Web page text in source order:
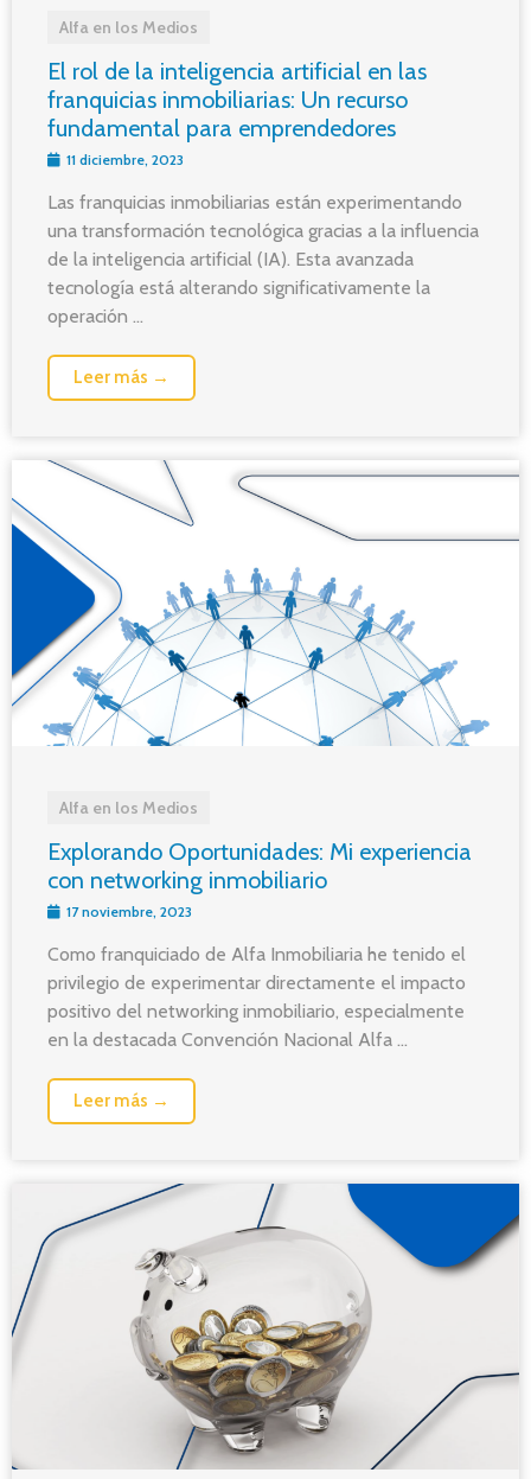
Alfa en los Medios
El rol de la inteligencia artificial en las
franquicias inmobiliarias: Un recurso
fundamental para emprendedores
11 diciembre, 2023
Las franquicias inmobiliarias están experimentando
una transformación tecnológica gracias a la influencia
de la inteligencia artificial (IA). Esta avanzada
tecnología está alterando significativamente la
operación ...
Leer más →
Alfa en los Medios
Explorando Oportunidades: Mi experiencia
con networking inmobiliario
17 noviembre, 2023
Como franquiciado de Alfa Inmobiliaria he tenido el
privilegio de experimentar directamente el impacto
positivo del networking inmobiliario, especialmente
en la destacada Convención Nacional Alfa ...
Leer más →